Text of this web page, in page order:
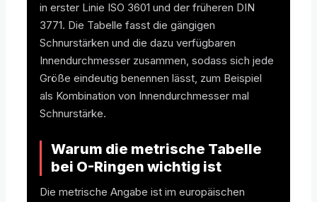
in erster Linie ISO 3601 und der früheren DIN
3771. Die Tabelle fasst die gängigen
Schnurstärken und die dazu verfügbaren
Innendurchmesser zusammen, sodass sich jede
Größe eindeutig benennen lässt, zum Beispiel
als Kombination von Innendurchmesser mal
Schnurstärke.
Warum die metrische Tabelle
bei O-Ringen wichtig ist
Die metrische Angabe ist im europäischen